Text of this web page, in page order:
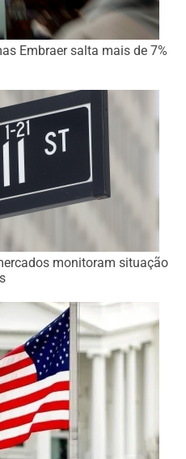
Embraer salta mais de 7%
monitoram situação